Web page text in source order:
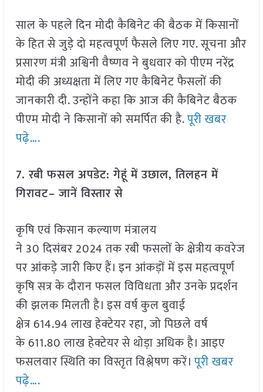
साल के पहले दिन मोदी कैबिनेट की बैठक में किसानों
के हित से जुड़े दो महत्वपूर्ण फैसले लिए गए. सूचना और
प्रसारण मंत्री अश्विनी वैष्‍णव ने बुधवार को पीएम नरेंद्र
मोदी की अध्यक्षता में लिए गए कैबिनेट फैसलों की
जानकारी दी. उन्होंने कहा कि आज की कैबिनेट बैठक
पीएम मोदी ने किसानों को समर्पित की है.पूरी खबर
पढ़े….
7. रबी फसल अपडेट: गेहूं में उछाल, तिलहन में
गिरावट– जानें विस्तार से
कृषि एवं किसान कल्याण मंत्रालय
ने 30 दिसंबर 2024 तक रबी फसलों के क्षेत्रीय कवरेज
पर आंकड़े जारी किए हैं। इन आंकड़ों में इस महत्वपूर्ण
कृषि सत्र के दौरान फसल विविधता और उनके प्रदर्शन
की झलक मिलती है। इस वर्ष कुल बुवाई
क्षेत्र 614.94 लाख हेक्टेयर रहा, जो पिछले वर्ष
के 611.80 लाख हेक्टेयर से थोड़ा अधिक है। आइए
फसलवार स्थिति का विस्तृत विश्लेषण करें।पूरी खबर
पढ़े….